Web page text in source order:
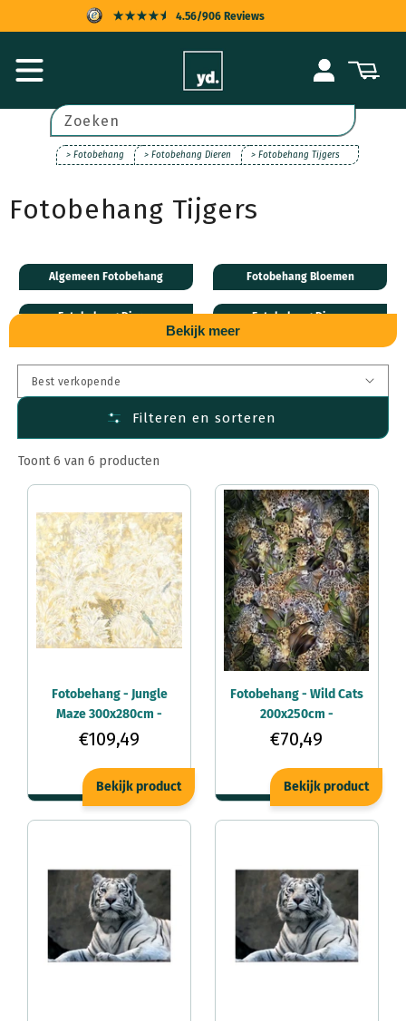
content
4.56/906 Reviews
KOPERSBESCHERMING
SNELLE LEVERING
UITSTEKENDE KLANTENSERVICE
InloggenWinkelwagen
Zoeken
> Fotobehang > Fotobehang Dieren > Fotobehang Tijgers
Fotobehang Tijgers
Algemeen Fotobehang Fotobehang Bloemen
Fotobehang Dieren Fotobehang Disney
Fotobehang Transport Fotobehang Leveranciers
Fotobehang Materiaal Fotobehang per ruimte
Bekijk meer
Filteren en sorteren
Toont 6 van 6 producten
Fotobehang - Jungle
Maze 300x280cm -
Vliesbehang
€109,49
Bekijk product
Fotobehang - Wild Cats
200x250cm -
Vliesbehang
€70,49
Bekijk product